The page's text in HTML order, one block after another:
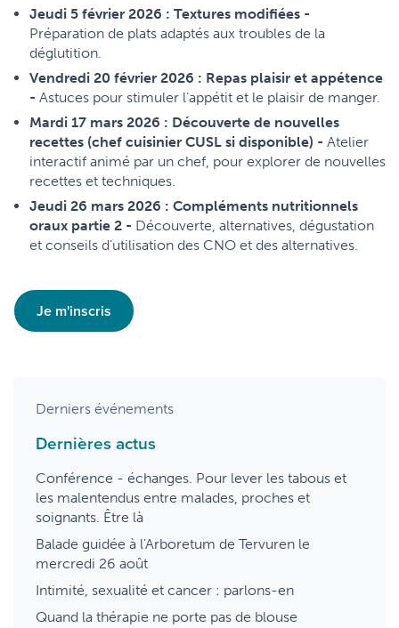
Jeudi 5 février 2026 : Textures modifiées -
Préparation de plats adaptés aux troubles de la
déglutition.
Vendredi 20 février 2026 : Repas plaisir et appétence
- Astuces pour stimuler l’appétit et le plaisir de manger.
Mardi 17 mars 2026 : Découverte de nouvelles
recettes (chef cuisinier CUSL si disponible) - Atelier
interactif animé par un chef, pour explorer de nouvelles
recettes et techniques.
Jeudi 26 mars 2026 : Compléments nutritionnels
oraux partie 2 - Découverte, alternatives, dégustation
et conseils d’utilisation des CNO et des alternatives.
Je m'inscris
Derniers événements
Dernières actus
Conférence - échanges. Pour lever les tabous et
les malentendus entre malades, proches et
soignants. Être là
Balade guidée à l'Arboretum de Tervuren le
mercredi 26 août
Intimité, sexualité et cancer : parlons-en
Quand la thérapie ne porte pas de blouse